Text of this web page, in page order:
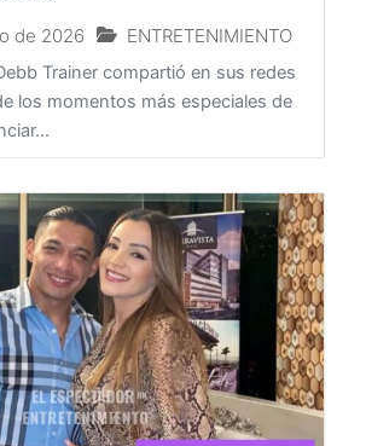
de 2026 ENTRETENIMIENTO
Trainer compartió en sus redes
los momentos más especiales de